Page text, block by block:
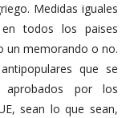
Medidas iguales
todos los paises
un memorando o no.
que se
aprobados por los
sean lo que sean,